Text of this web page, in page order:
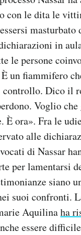
con le dita le
in
le persone
un fiammifero
Dico il
Voglio che
È ora». Fra le
alle
di Nassar
per lamentarsi
siano
suoi confronti.
Aquilinaha
essere